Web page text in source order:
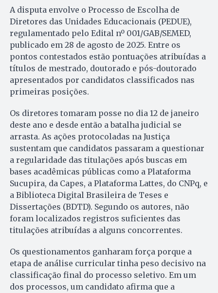
A disputa envolve o Processo de Escolha de
Diretores das Unidades Educacionais (PEDUE),
regulamentado pelo Edital nº 001/GAB/SEMED,
publicado em 28 de agosto de 2025. Entre os
pontos contestados estão pontuações atribuídas a
títulos de mestrado, doutorado e pós-doutorado
apresentados por candidatos classificados nas
primeiras posições.
Os diretores tomaram posse no dia 12 de janeiro
deste ano e desde então a batalha judicial se
arrasta. As ações protocoladas na Justiça
sustentam que candidatos passaram a questionar
a regularidade das titulações após buscas em
bases acadêmicas públicas como a Plataforma
Sucupira, da Capes, a Plataforma Lattes, do CNPq, e
a Biblioteca Digital Brasileira de Teses e
Dissertações (BDTD). Segundo os autores, não
foram localizados registros suficientes das
titulações atribuídas a alguns concorrentes.
Os questionamentos ganharam força porque a
etapa de análise curricular tinha peso decisivo na
classificação final do processo seletivo. Em um
dos processos, um candidato afirma que a